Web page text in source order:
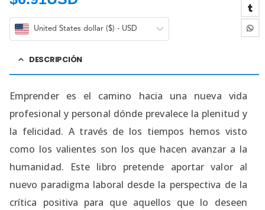
United States dollar ($) - USD
DESCRIPCIÓN
Emprender es el camino hacia una nueva vida
profesional y personal dónde prevalece la plenitud y
la felicidad. A través de los tiempos hemos visto
como los valientes son los que hacen avanzar a la
humanidad. Este libro pretende aportar valor al
nuevo paradigma laboral desde la perspectiva de la
crítica positiva para que aquellos que lo deseen